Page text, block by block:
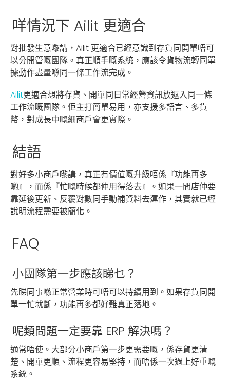
咩情況下 Ailit 更適合
對批發生意嚟講，Ailit 更適合已經意識到存貨同開單唔可
以分開管嘅團隊。真正順手嘅系統，應該令貨物流轉同單
據動作盡量喺同一條工作流完成。
Ailit更適合想將存貨、開單同日常經營資訊放返入同一條
工作流嘅團隊。佢主打簡單易用，亦支援多語言、多貨
幣，對成長中嘅細商戶會更實際。
結語
對好多小商戶嚟講，真正有價值嘅升級唔係『功能再多
啲』，而係『忙嘅時候都仲用得落去』。如果一間店仲要
靠延後更新、反覆對數同手動補資料去運作，其實就已經
說明流程需要被簡化。
FAQ
小團隊第一步應該睇乜？
先睇同事喺正常營業時可唔可以持續用到。如果存貨同開
單一忙就斷，功能再多都好難真正落地。
呢類問題一定要靠 ERP 解決嗎？
通常唔使。大部分小商戶第一步更需要嘅，係存貨更清
楚、開單更順、流程更容易堅持，而唔係一次過上好重嘅
系統。